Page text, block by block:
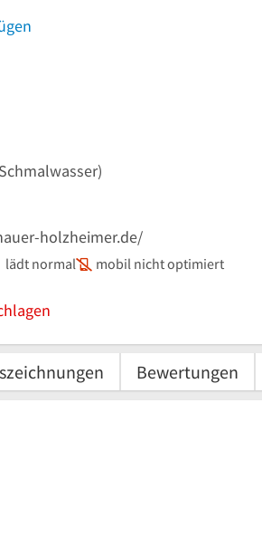
holzheimer.de/
lädt normal mobil nicht optimiert
Bewertungen